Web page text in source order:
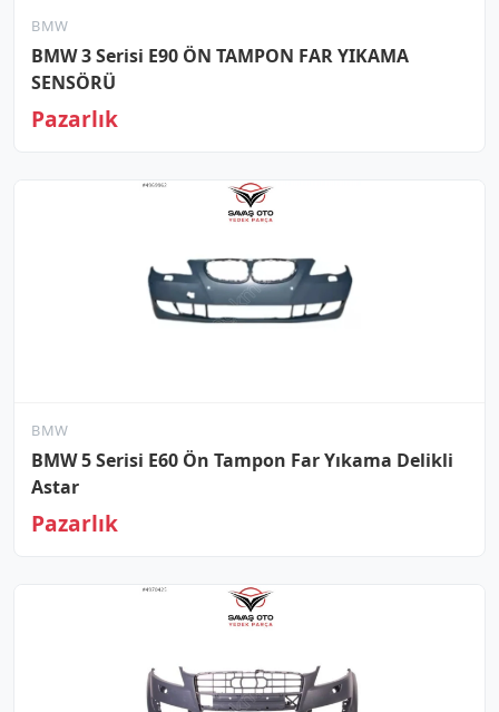
BMW
BMW 3 Serisi E90 ÖN TAMPON FAR YIKAMA
SENSÖRÜ
Pazarlık
BMW
BMW 5 Serisi E60 Ön Tampon Far Yıkama Delikli
Astar
Pazarlık